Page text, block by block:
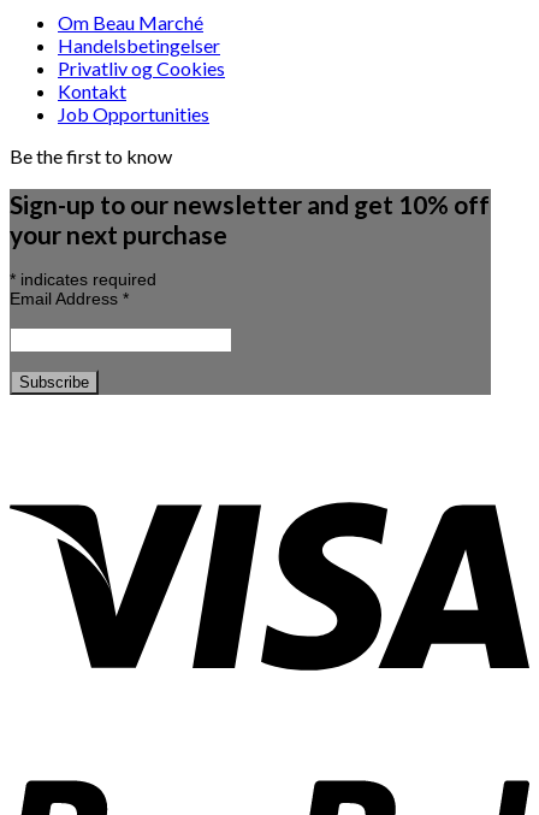
Om Beau Marché
Handelsbetingelser
Privatliv og Cookies
Kontakt
Job Opportunities
Be the first to know
Sign-up to our newsletter and get 10% off
your next purchase
* indicates required
Email Address *